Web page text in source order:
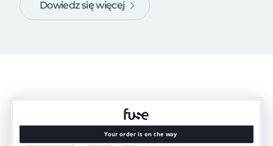
Dowiedz się więcej